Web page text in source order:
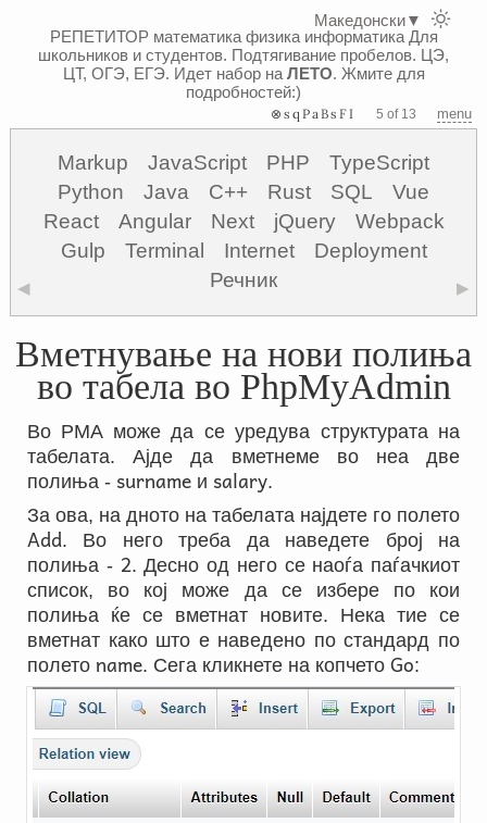
РЕПЕТИТОР математика физика информатикаДля
школьников и студентов. Подтягивание пробелов. ЦЭ,
ЦТ, ОГЭ, ЕГЭ. Идет набор на ЛЕТО. Жмите для
подробностей:)
⊗sqPaBsFI 5 of 13 menu
Markup JavaScript PHP
TypeScript
Python
Java C++ Rust SQL
Vue
React
Angular Next jQuery
Webpack
Gulp
Terminal Internet
Deployment
Речник
◀ ▶
Вметнување на нови полиња
во табела во PhpMyAdmin
Во PMA може да се уредува структурата на
табелата. Ајде да вметнеме во неа две
полиња - surname и salary.
За ова, на дното на табелата најдете го полето
Add. Во него треба да наведете број на
полиња - 2. Десно од него се наоѓа паѓачкиот
список, во кој може да се избере по кои
полиња ќе се вметнат новите. Нека тие се
вметнат како што е наведено по стандард по
полето name. Сега кликнете на копчето Go:
Македонски▼